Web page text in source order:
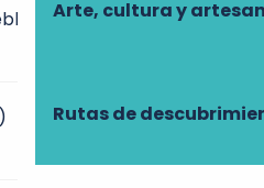
Arte, cultura y
Rutas de